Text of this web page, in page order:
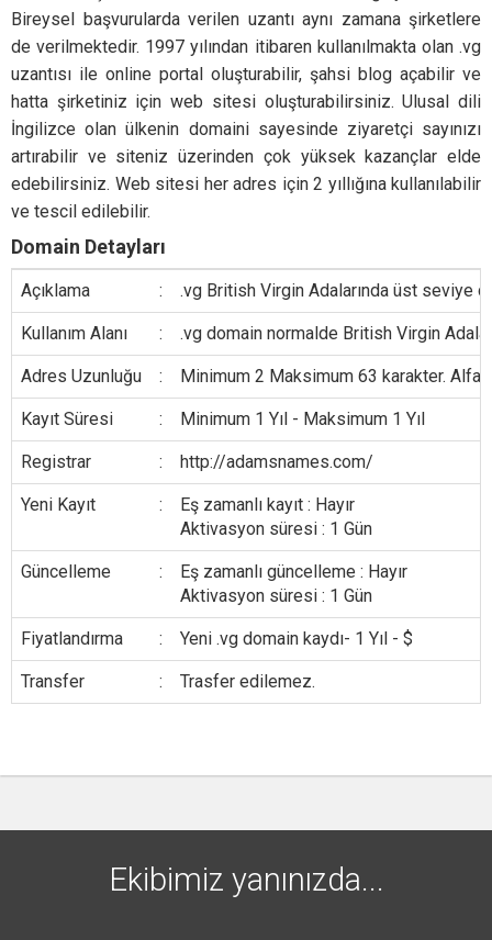
Bireysel başvurularda verilen uzantı aynı zamana şirketlere
de verilmektedir. 1997 yılından itibaren kullanılmakta olan .vg
uzantısı ile online portal oluşturabilir, şahsi blog açabilir ve
hatta şirketiniz için web sitesi oluşturabilirsiniz. Ulusal dili
İngilizce olan ülkenin domaini sayesinde ziyaretçi sayınızı
artırabilir ve siteniz üzerinden çok yüksek kazançlar elde
edebilirsiniz. Web sitesi her adres için 2 yıllığına kullanılabilir
ve tescil edilebilir.
Domain Detayları
Açıklama : .vg British Virgin Adalarında üst seviye
Kullanım Alanı : .vg domain normalde British Virgin
Adres Uzunluğu : Minimum 2 Maksimum 63 karakter.
Kayıt Süresi : Minimum 1 Yıl - Maksimum 1 Yıl
Registrar : http://adamsnames.com/
Yeni Kayıt :
Eş zamanlı kayıt : Hayır
Aktivasyon süresi : 1 Gün
Güncelleme :
Eş zamanlı güncelleme : Hayır
Aktivasyon süresi : 1 Gün
Fiyatlandırma : Yeni .vg domain kaydı- 1 Yıl - $
Transfer : Trasfer edilemez.
Ekibimiz yanınızda...